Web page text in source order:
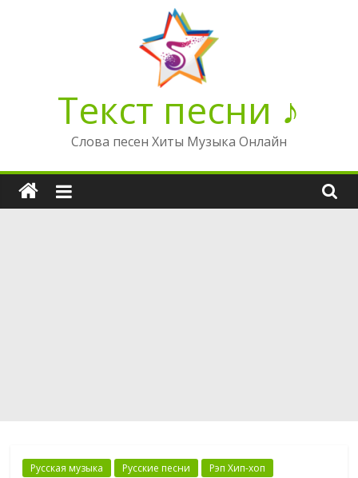
Текст песни ♪
Слова песен Хиты Музыка Онлайн
Русская музыка Русские песни Рэп Хип-хоп